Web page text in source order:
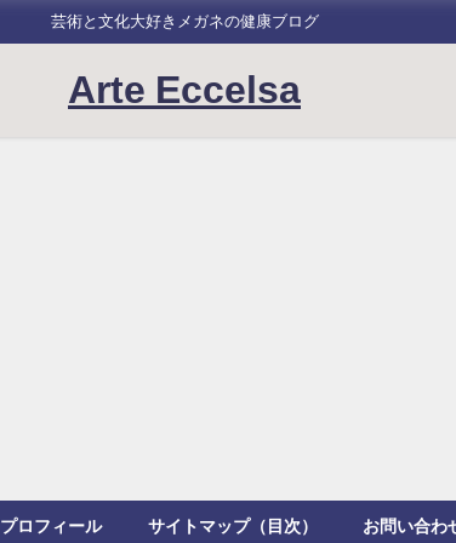
芸術と文化大好きメガネの健康ブログ
Arte Eccelsa
プロフィール サイトマップ（目次） お問い合わ